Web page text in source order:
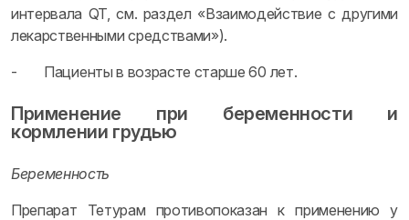
интервала QT, см. раздел «Взаимодействие с другими
лекарственными средствами»).
- Пациенты в возрасте старше 60 лет.
Применение при беременности и
кормлении грудью
Беременность
Препарат Тетурам противопоказан к применению у